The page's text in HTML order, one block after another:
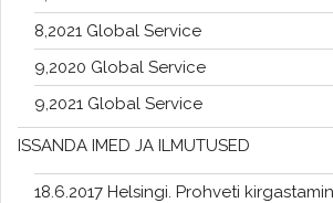
8,2021 Global Service
9,2020 Global Service
9,2021 Global Service
ISSANDA IMED JA ILMUTUSED
18.6.2017 Helsingi. Prohveti